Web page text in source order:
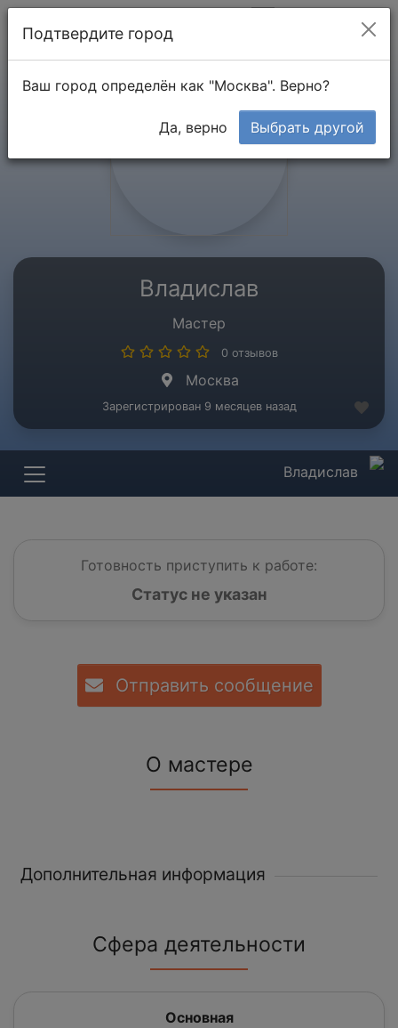
Владислав
Мастер
0 отзывов
Москва
Зарегистрирован 9 месяцев назад
Владислав
Готовность приступить к работе:
Статус не указан
Отправить сообщение
О мастере
Дополнительная информация
Сфера деятельности
Основная
Подтвердите город
Ваш город определён как "Москва". Верно?
Да, верно Выбрать другой